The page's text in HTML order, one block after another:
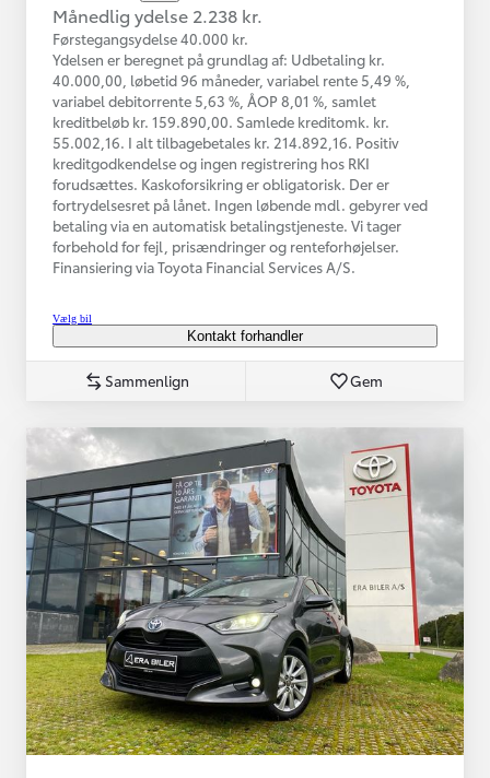
Månedlig ydelse 2.238 kr.
Førstegangsydelse 40.000 kr.
Ydelsen er beregnet på grundlag af: Udbetaling kr.
40.000,00, løbetid 96 måneder, variabel rente 5,49 %,
variabel debitorrente 5,63 %, ÅOP 8,01 %, samlet
kreditbeløb kr. 159.890,00. Samlede kreditomk. kr.
55.002,16. I alt tilbagebetales kr. 214.892,16. Positiv
kreditgodkendelse og ingen registrering hos RKI
forudsættes. Kaskoforsikring er obligatorisk. Der er
fortrydelsesret på lånet. Ingen løbende mdl. gebyrer ved
betaling via en automatisk betalingstjeneste. Vi tager
forbehold for fejl, prisændringer og renteforhøjelser.
Finansiering via Toyota Financial Services A/S.
Vælg bil
Kontakt forhandler
Sammenlign Gem